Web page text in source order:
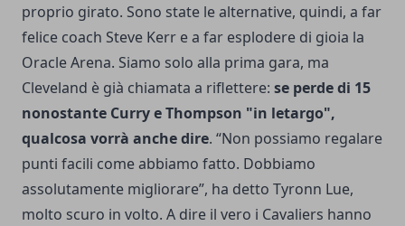
proprio girato. Sono state le alternative, quindi, a far
felice coach Steve Kerr e a far esplodere di gioia la
Oracle Arena. Siamo solo alla prima gara, ma
Cleveland è già chiamata a riflettere: se perde di 15
nonostante Curry e Thompson "in letargo",
qualcosa vorrà anche dire. “Non possiamo regalare
punti facili come abbiamo fatto. Dobbiamo
assolutamente migliorare”, ha detto Tyronn Lue,
molto scuro in volto. A dire il vero i Cavaliers hanno